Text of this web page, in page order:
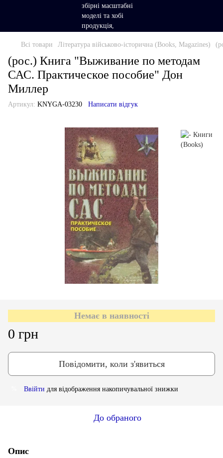
Всі товари Література військово-історична (Books, Magazines)
(рос.) Книга "Выживание по методам
САС. Практическое пособие" Дон
Миллер
Артикул: KNYGA-03230 Написати відгук
Немає в наявності
0 грн
Повідомити, коли з'явиться
Ввійти для відображення накопичувальної знижки
До обраного
Опис